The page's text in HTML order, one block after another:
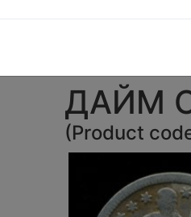
ДАЙМ
(Product